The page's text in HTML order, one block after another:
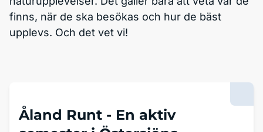
finns, när de ska besökas och hur de bäst
upplevs. Och det vet vi!
Åland Runt - En aktiv